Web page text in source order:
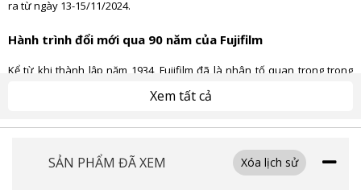
ra từ ngày 13-15/11/2024.
Hành trình đổi mới qua 90 năm của Fujifilm
Kể từ khi thành lập năm 1934, Fujifilm đã là nhân tố quan trọng trong
ngành công nghiệp phim ảnh Nhật Bản. Công ty đã phát triển từ việc
sản xuất phim dương bản nội địa đến các dòng sản phẩm nổi bật như
tiên phong, từ sản xuất phim ảnh đến máy ảnh kỹ thuật số không
gương lật.
Xem tất cả
SẢN PHẨM ĐÃ XEM Xóa lịch sử